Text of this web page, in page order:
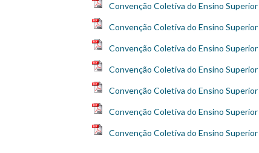
Convenção Coletiva do Ensino
Convenção Coletiva do Ensino
Convenção Coletiva do Ensino
Convenção Coletiva do Ensino
Convenção Coletiva do Ensino
Convenção Coletiva do Ensino
Convenção Coletiva do Ensino